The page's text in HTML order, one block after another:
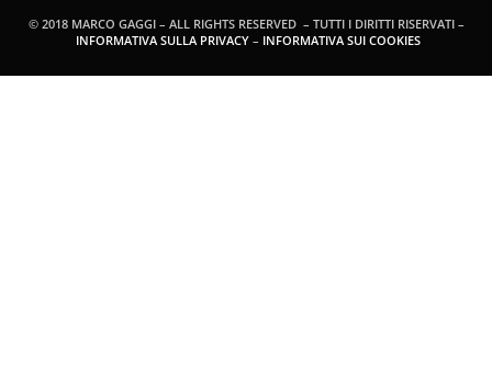
© 2018 MARCO GAGGI – ALL RIGHTS RESERVED – TUTTI I DIRITTI RISERVATI –
INFORMATIVA SULLA PRIVACY– INFORMATIVA SUI COOKIES